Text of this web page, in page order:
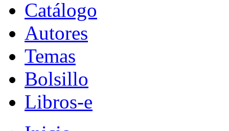
Catálogo
Autores
Temas
Bolsillo
Libros-e